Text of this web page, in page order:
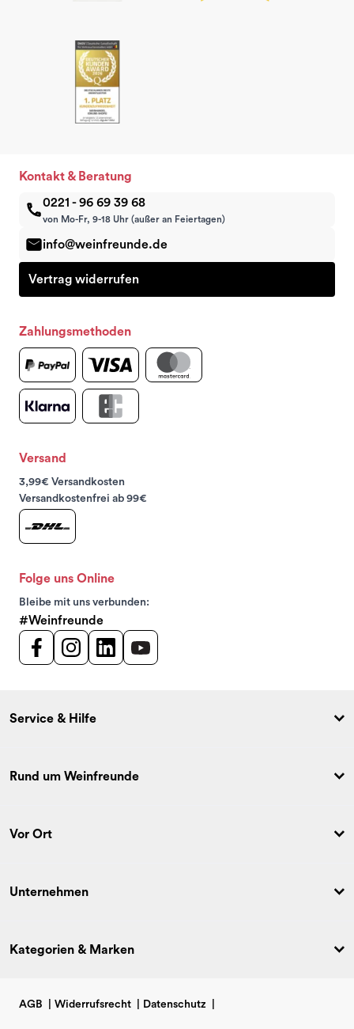
Kontakt & Beratung
0221 - 96 69 39 68
von Mo-Fr, 9-18 Uhr (außer an Feiertagen)
info@weinfreunde.de
Vertrag widerrufen
Zahlungsmethoden
Versand
3,99€ Versandkosten
Versandkostenfrei ab 99€
Folge uns Online
Bleibe mit uns verbunden:
#Weinfreunde
Service & Hilfe
Rund um Weinfreunde
Vor Ort
Unternehmen
Kategorien & Marken
AGB Widerrufsrecht Datenschutz